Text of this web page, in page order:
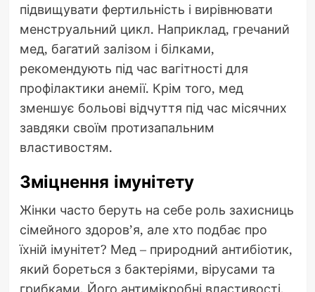
підвищувати фертильність і вирівнювати
менструальний цикл. Наприклад, гречаний
мед, багатий залізом і білками,
рекомендують під час вагітності для
профілактики анемії. Крім того, мед
зменшує больові відчуття під час місячних
завдяки своїм протизапальним
властивостям.
Зміцнення імунітету
Жінки часто беруть на себе роль захисниць
сімейного здоров’я, але хто подбає про
їхній імунітет? Мед – природний антибіотик,
який бореться з бактеріями, вірусами та
грибками. Його антимікробні властивості,